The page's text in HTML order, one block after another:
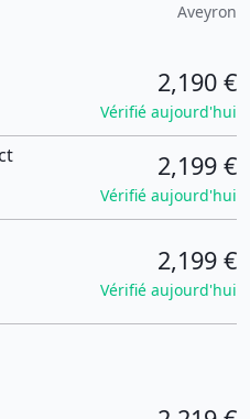
Aveyron
2,190 €
Vérifié aujourd'hui
2,199 €
Vérifié aujourd'hui
2,199 €
Vérifié aujourd'hui